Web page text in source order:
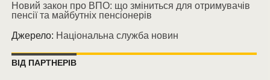
Новий закон про ВПО: що зміниться для отримувачів
пенсії та майбутніх пенсіонерів
Джерело: Національна служба новин
ВІД ПАРТНЕРІВ